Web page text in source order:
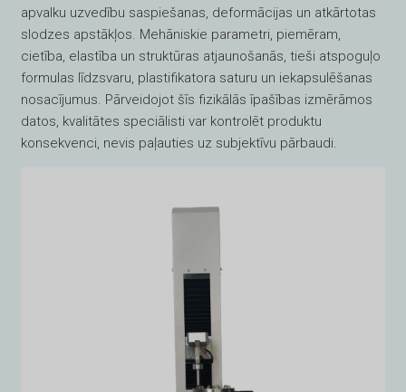
apvalku uzvedību saspiešanas, deformācijas un atkārtotas
slodzes apstākļos. Mehāniskie parametri, piemēram,
cietība, elastība un struktūras atjaunošanās, tieši atspoguļo
formulas līdzsvaru, plastifikatora saturu un iekapsulēšanas
nosacījumus. Pārveidojot šīs fizikālās īpašības izmērāmos
datos, kvalitātes speciālisti var kontrolēt produktu
konsekvenci, nevis paļauties uz subjektīvu pārbaudi.